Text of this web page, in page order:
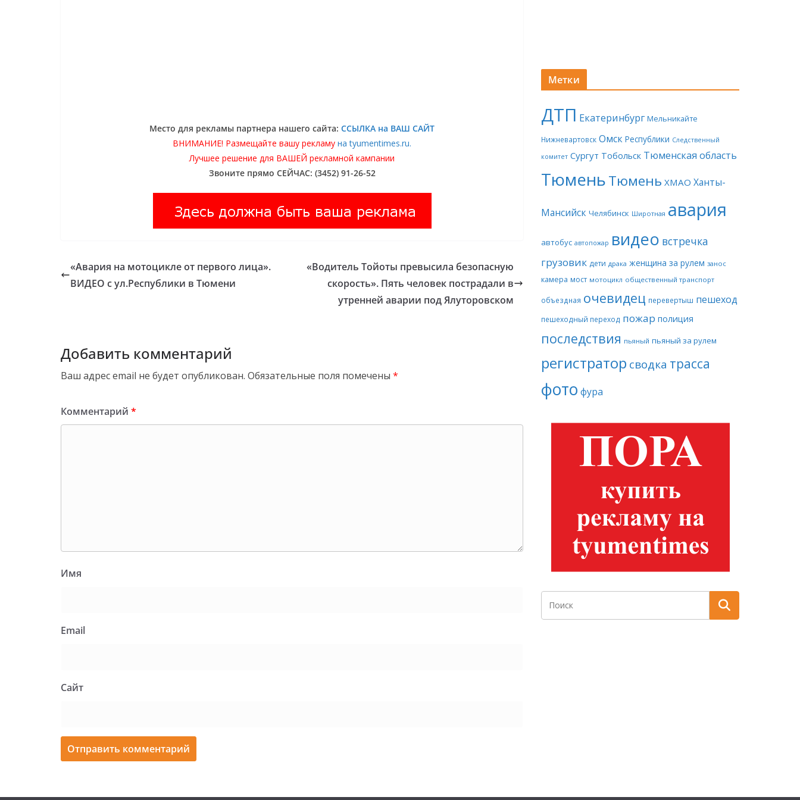
Место для рекламы партнера нашего сайта: ССЫЛКА на ВАШ САЙТ
ВНИМАНИЕ! Размещайте вашу рекламу на tyumentimes.ru.
Лучшее решение для ВАШЕЙ рекламной кампании
Звоните прямо СЕЙЧАС: (3452) 91-26-52
«Авария на мотоцикле от первого лица».
ВИДЕО с ул.Республики в Тюмени
«Водитель Тойоты превысила безопасную
скорость». Пять человек пострадали в
утренней аварии под Ялуторовском
Добавить комментарий
Ваш адрес email не будет опубликован. Обязательные поля помечены *
Комментарий *
Имя
Email
Сайт
Метки
ДТП Екатеринбург Мельникайте
Нижневартовск Омск Республики Следственный
комитет Сургут Тобольск Тюменская область
ТюменьТюмень ХМАО Ханты-
Мансийск Челябинск Широтная авария
автобус автопожар видео встречка
грузовик дети драка женщина за рулем занос
камера мост мотоцикл общественный транспорт
объездная очевидец перевертыш пешеход
пешеходный переход пожар полиция
последствия пьяный пьяный за рулем
регистратор сводка трасса
фото фура